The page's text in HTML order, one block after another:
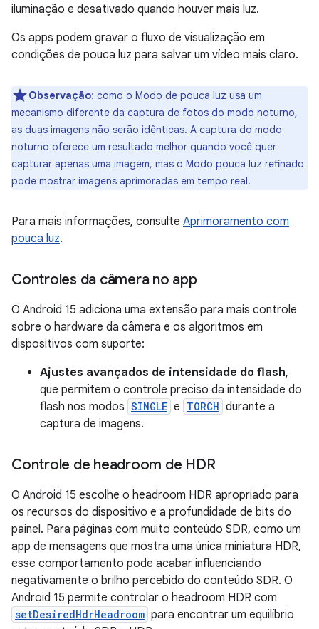
iluminação e desativado quando houver mais luz.
Os apps podem gravar o fluxo de visualização em
condições de pouca luz para salvar um vídeo mais claro.
Observação: como o Modo de pouca luz usa um
mecanismo diferente da captura de fotos do modo noturno,
as duas imagens não serão idênticas. A captura do modo
noturno oferece um resultado melhor quando você quer
capturar apenas uma imagem, mas o Modo pouca luz refinado
pode mostrar imagens aprimoradas em tempo real.
Para mais informações, consulte Aprimoramento com
pouca luz.
Controles da câmera no app
O Android 15 adiciona uma extensão para mais controle
sobre o hardware da câmera e os algoritmos em
dispositivos com suporte:
Ajustes avançados de intensidade do flash,
que permitem o controle preciso da intensidade do
flash nos modos SINGLE e TORCH durante a
captura de imagens.
Controle de headroom de HDR
O Android 15 escolhe o headroom HDR apropriado para
os recursos do dispositivo e a profundidade de bits do
painel. Para páginas com muito conteúdo SDR, como um
app de mensagens que mostra uma única miniatura HDR,
esse comportamento pode acabar influenciando
negativamente o brilho percebido do conteúdo SDR. O
Android 15 permite controlar o headroom HDR com
setDesiredHdrHeadroom para encontrar um equilíbrio